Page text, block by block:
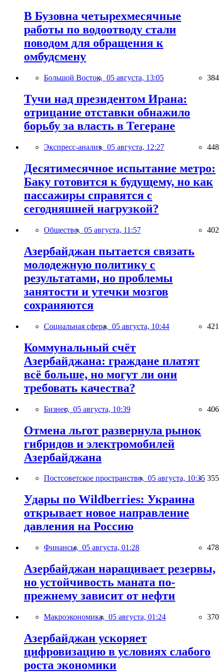
В Бузовна четырехмесячные
работы по водоотводу стали
поводом для обращения к
омбудсмену
Большой Восток, 05 августа, 13:05 384
Тучи над президентом Ирана:
отрицание отставки обнажило
борьбу за власть в Тегеране
Экспресс-анализ, 05 августа, 12:27 448
Десятимесячное испытание метро:
Баку готовится к будущему, но как
пассажиры справятся с
сегодняшней нагрузкой?
Общество, 05 августа, 11:57 402
Азербайджан пытается связать
молодежную политику с
результатами, но проблемы
занятости и утечки мозгов
сохраняются
Социальная сфера, 05 августа, 10:44 421
Коммунальный счёт
Азербайджана: граждане платят
всё больше, но могут ли они
требовать качества?
Бизнес, 05 августа, 10:39 406
Отмена льгот развернула рынок
гибридов и электромобилей
Азербайджана
Постсоветское пространство, 05 августа, 10:35 355
Удары по Wildberries: Украина
открывает новое направление
давления на Россию
Финансы, 05 августа, 01:28 478
Азербайджан наращивает резервы,
но устойчивость маната по-
прежнему зависит от нефти
Макроэкономика, 05 августа, 01:24 370
Азербайджан ускоряет
цифровизацию в условиях слабого
роста экономики